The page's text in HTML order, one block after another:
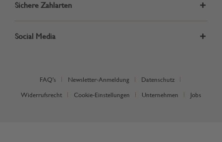
Sichere Zahlarten
Social Media
FAQ's Newsletter-Anmeldung Datenschutz
Widerrufsrecht Cookie-Einstellungen Unternehmen Jobs